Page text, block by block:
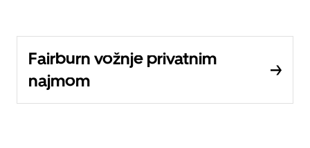
Fairburn vožnje privatnim
najmom